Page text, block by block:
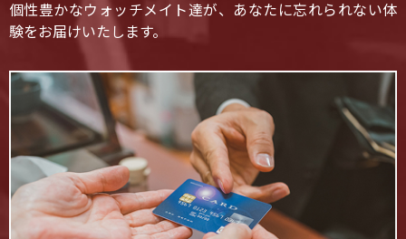
個性豊かなウォッチメイト達が、あなたに忘れられない体
験をお届けいたします。